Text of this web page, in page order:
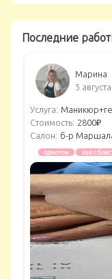
Последние
Марина
5
Услуга:
Стоимость: 2800₽
Салон: б-р
однотон лак с